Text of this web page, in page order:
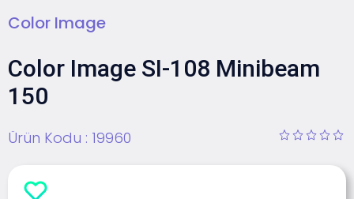
Color Image
Color Image SI-108 Minibeam
150
Ürün Kodu : 19960